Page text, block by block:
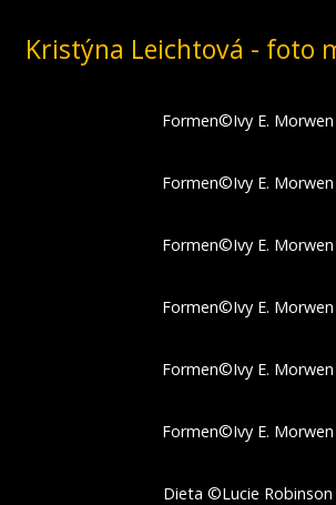
Kristýna Leichtová - foto
Formen©Ivy E. Morwen
Formen©Ivy E. Morwen
Formen©Ivy E. Morwen
Formen©Ivy E. Morwen
Formen©Ivy E. Morwen
Formen©Ivy E. Morwen
Dieta ©Lucie Robinson